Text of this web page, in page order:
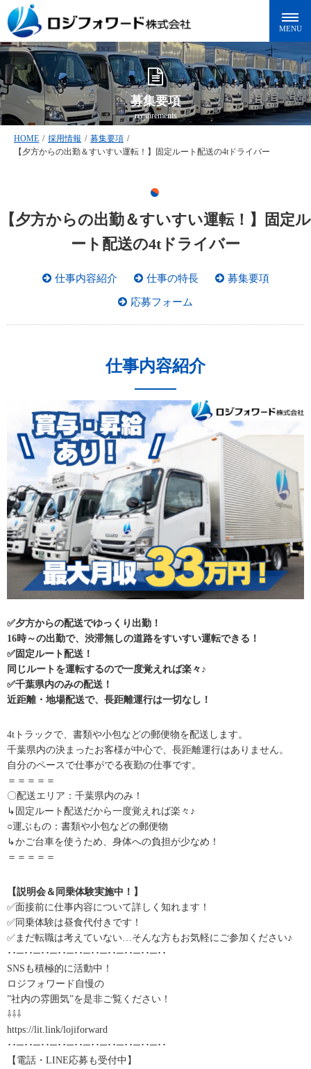
募集要項
requirements
HOME / 採用情報 / 募集要項 /
【夕方からの出勤＆すいすい運転！】固定ルート配送の4tドライバー
【夕方からの出勤＆すいすい運転！】固定ル
ート配送の4tドライバー
仕事内容紹介 仕事の特長 募集要項
応募フォーム
仕事内容紹介
✅夕方からの配送でゆっくり出勤！
16時～の出勤で、渋滞無しの道路をすいすい運転できる！
✅固定ルート配送！
同じルートを運転するので一度覚えれば楽々♪
✅千葉県内のみの配送！
近距離・地場配送で、長距離運行は一切なし！
4tトラックで、書類や小包などの郵便物を配送します。
千葉県内の決まったお客様が中心で、長距離運行はありません。
自分のペースで仕事がでる夜勤の仕事です。
＝＝＝＝＝
〇配送エリア：千葉県内のみ！
↳固定ルート配送だから一度覚えれば楽々♪
○運ぶもの：書類や小包などの郵便物
↳かご台車を使うため、身体への負担が少なめ！
＝＝＝＝＝
【説明会＆同乗体験実施中！】
✅面接前に仕事内容について詳しく知れます！
✅同乗体験は昼食代付きです！
✅まだ転職は考えていない…そんな方もお気軽にご参加ください♪
･･─･･─･･─･･─･･─･･─･･─･･─･･─･･
SNSも積極的に活動中！
ロジフォワード自慢の
”社内の雰囲気”を是非ご覧ください！
⇩⇩⇩
https://lit.link/lojiforward
･･─･･─･･─･･─･･─･･─･･─･･─･･─･･
【電話・LINE応募も受付中】